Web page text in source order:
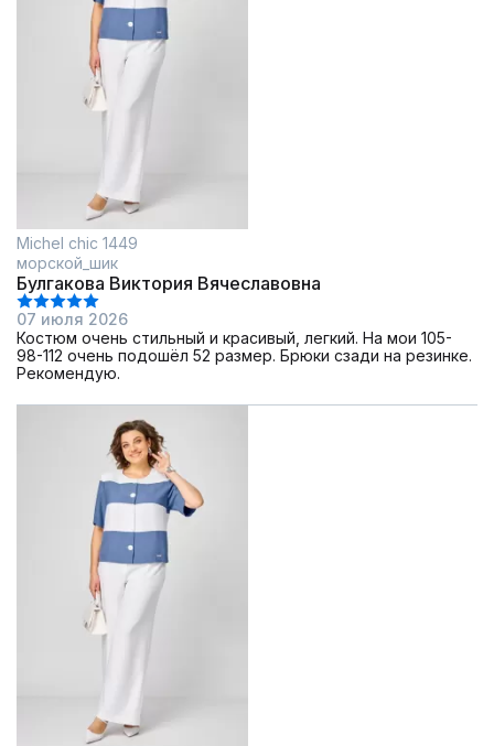
Michel chic 1449
морской_шик
Булгакова Виктория Вячеславовна
07 июля 2026
Костюм очень стильный и красивый, легкий. На мои 105-
98-112 очень подошёл 52 размер. Брюки сзади на резинке.
Рекомендую.